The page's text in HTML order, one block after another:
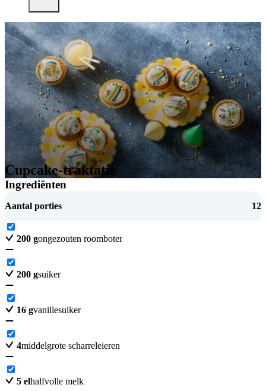
Cupcake-traktatie
Ingrediënten
Aantal porties 12
200 gongezouten roomboter
200 gsuiker
16 gvanillesuiker
4middelgrote scharreleieren
5 elhalfvolle melk